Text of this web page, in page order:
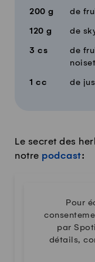
200 g de
120 g de
3 cs
de
1 cc de
Le secret des
notre podcast:
Pour
par
détails,